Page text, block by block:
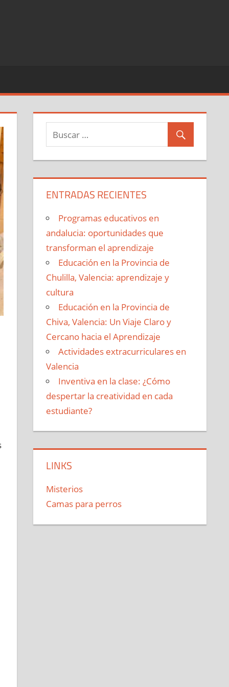
ENTRADAS RECIENTES
Programas educativos en
andalucia: oportunidades que
transforman el aprendizaje
Educación en la Provincia de
Chulilla, Valencia: aprendizaje y
cultura
Educación en la Provincia de
Chiva, Valencia: Un Viaje Claro y
Cercano hacia el Aprendizaje
Actividades extracurriculares en
Valencia
Inventiva en la clase: ¿Cómo
despertar la creatividad en cada
estudiante?
LINKS
Misterios
Camas para perros